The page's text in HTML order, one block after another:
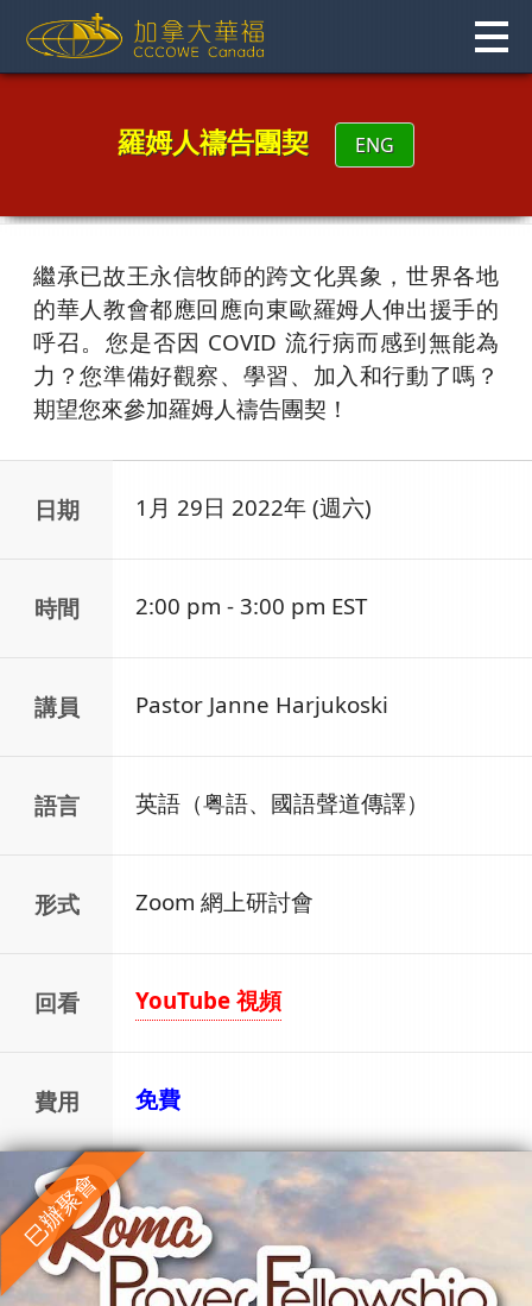
content
羅姆人禱告團契 ENG
繼承已故王永信牧師的跨文化異象，世界各地
的華人教會都應回應向東歐羅姆人伸出援手的
呼召。您是否因 COVID 流行病而感到無能為
力？您準備好觀察、學習、加入和行動了嗎？
期望您來參加羅姆人禱告團契！
日期 1月 29日 2022年 (週六)
時間 2:00 pm - 3:00 pm EST
講員 Pastor Janne Harjukoski
語言 英語（粤語、國語聲道傳譯）
形式 Zoom 網上研討會
回看 YouTube 視頻
費用 免費